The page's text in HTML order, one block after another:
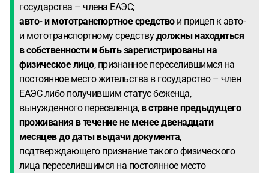
государства – члена ЕАЭС;
авто- и мототранспортное средствои прицеп к авто-
и мототранспортному средствудолжны находиться
в собственности и быть зарегистрированы на
физическое лицо, признанное переселившимся на
постоянное место жительства в государство – член
ЕАЭС либо получившим статус беженца,
вынужденного переселенца, в стране предыдущего
проживания в течение не менее двенадцати
месяцев до даты выдачи документа,
подтверждающего признание такого физического
лица переселившимся на постоянное место